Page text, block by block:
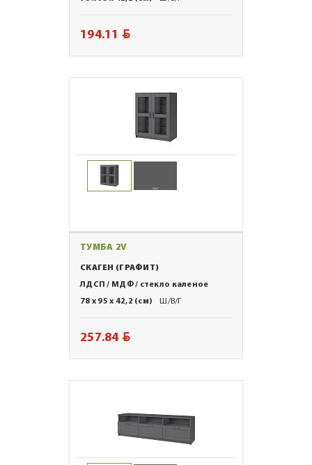
194.11 BYN
ТУМБА 2V
СКАГЕН (ГРАФИТ)
ЛДСП / МДФ / стекло каленое
78 x 95 x 42,2 (см)
Ш/В/Г
257.84 BYN